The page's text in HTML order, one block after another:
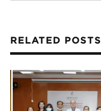
RELATED POSTS